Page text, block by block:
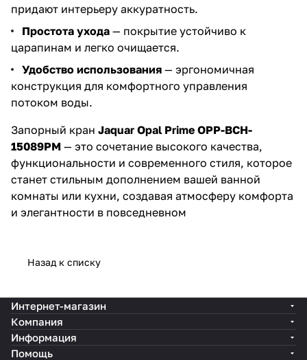
придают интерьеру аккуратность.
Простота ухода — покрытие устойчиво к
царапинам и легко очищается.
Удобство использования — эргономичная
конструкция для комфортного управления
потоком воды.
Запорный кран Jaquar Opal Prime OPP-BCH-
15089PM — это сочетание высокого качества,
функциональности и современного стиля, которое
станет стильным дополнением вашей ванной
комнаты или кухни, создавая атмосферу комфорта
и элегантности в повседневном
Назад к списку
Интернет-магазин
Компания
Информация
Помощь